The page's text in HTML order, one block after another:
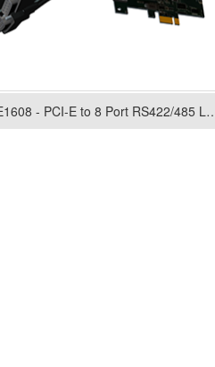
LC-PCIE1608 - PCI-E to 8 Port